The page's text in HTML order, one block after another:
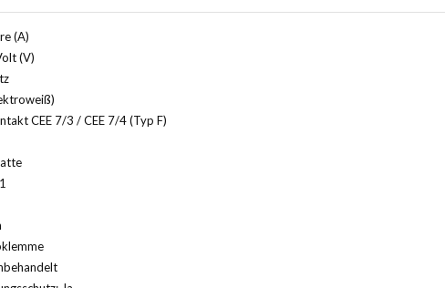
(A)
(V)
CEE 7/3 / CEE 7/4 (Typ F)